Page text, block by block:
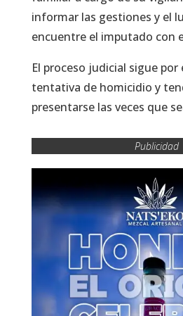
informar las gestiones y el
encuentre el imputado con
El proceso judicial sigue
tentativa de homicidio y
presentarse las veces que
Publicidad